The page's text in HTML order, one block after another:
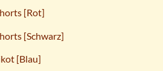
[Rot]
[Schwarz]
[Blau]